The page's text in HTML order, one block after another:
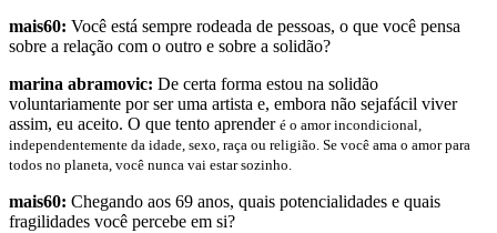
mais60: Você está sempre rodeada de pessoas, o que você pensa
sobre a relação com o outro e sobre a solidão?
marina abramovic: De certa forma estou na solidão
voluntariamente por ser uma artista e, embora não sejafácil viver
assim, eu aceito. O que tento aprender é o amor incondicional,
independentemente da idade, sexo, raça ou religião. Se você ama o amor para
todos no planeta, você nunca vai estarsozinho.
mais60: Chegando aos 69 anos, quais potencialidades e quais
fragilidades você percebe em si?